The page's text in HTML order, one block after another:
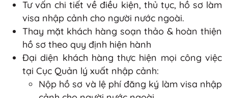
Tư vấn chi tiết về điều kiện, thủ tục, hồ sơ làm
visa nhập cảnh cho người nước ngoài.
Thay mặt khách hàng soạn thảo & hoàn thiện
hồ sơ theo quy định hiện hành
Đại diện khách hàng thực hiện mọi công việc
tại Cục Quản lý xuất nhập cảnh:
Nộp hồ sơ và lệ phí đăng ký làm visa nhập